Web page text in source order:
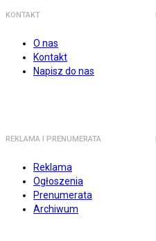
KONTAKT
O nas
Kontakt
Napisz do nas
REKLAMA I PRENUMERATA
Reklama
Ogłoszenia
Prenumerata
Archiwum